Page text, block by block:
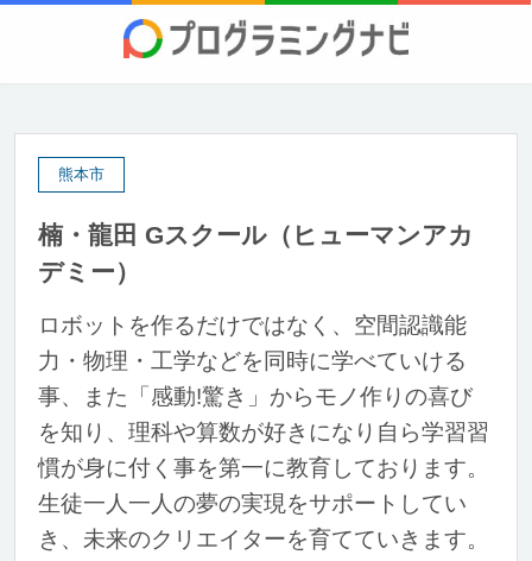
熊本市
楠・龍田 Gスクール（ヒューマンアカ
デミー）
ロボットを作るだけではなく、空間認識能
力・物理・工学などを同時に学べていける
事、また「感動!驚き」からモノ作りの喜び
を知り、理科や算数が好きになり自ら学習習
慣が身に付く事を第一に教育しております。
生徒一人一人の夢の実現をサポートしてい
き、未来のクリエイターを育てていきます。